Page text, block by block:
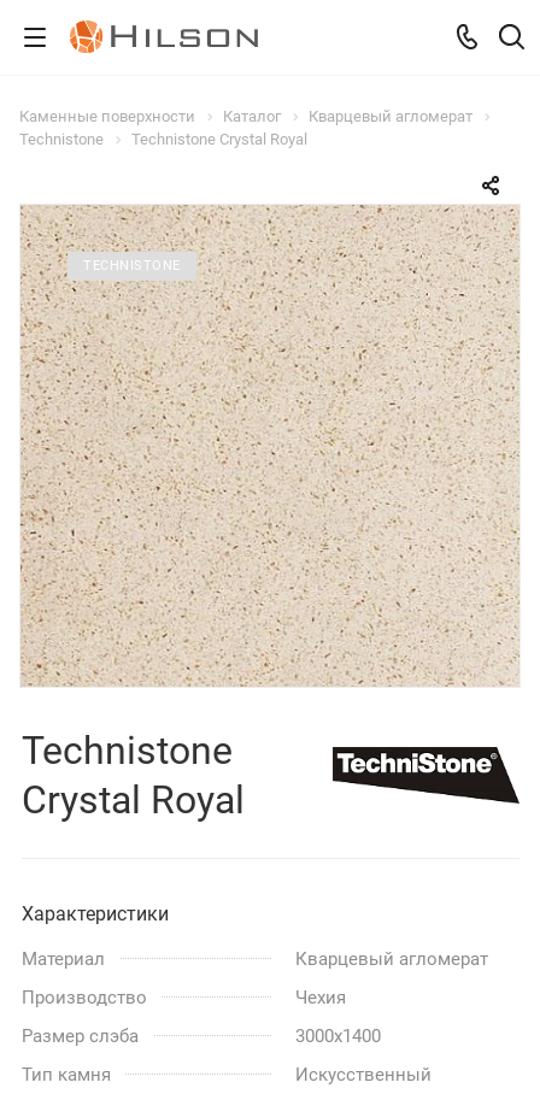
Каменные поверхности Каталог
Кварцевый агломерат
Technistone
Technistone Crystal Royal
TECHNISTONE
Technistone
Crystal Royal
Характеристики
Материал
Кварцевый агломерат
Производство
Чехия
Размер слэба
3000x1400
Тип камня
Искусственный